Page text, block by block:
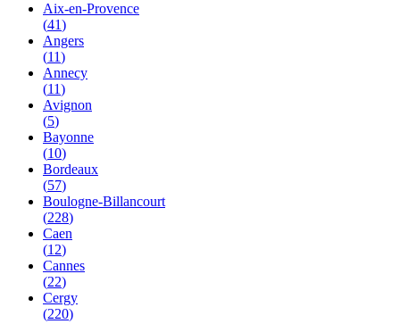
Aix-en-Provence
(41)
Angers
(11)
Annecy
(11)
Avignon
(5)
Bayonne
(10)
Bordeaux
(57)
Boulogne-Billancourt
(228)
Caen
(12)
Cannes
(22)
Cergy
(220)